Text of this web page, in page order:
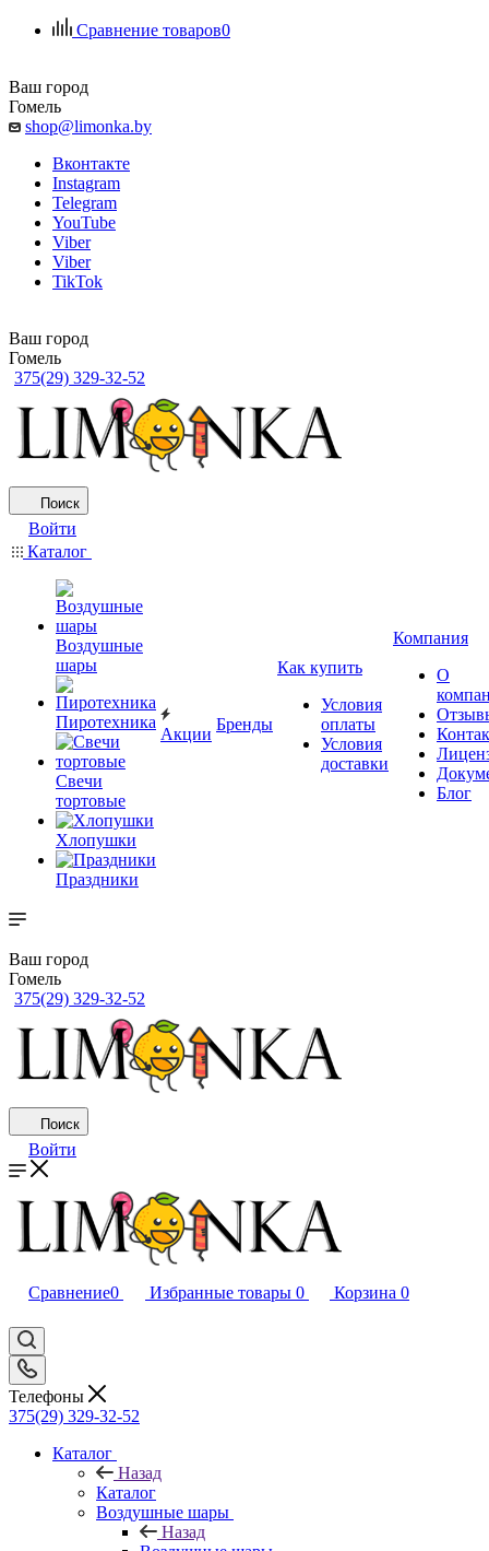
Сравнение товаров0
Ваш город
Гомель
shop@limonka.by
Вконтакте
Instagram
Telegram
YouTube
Viber
Viber
TikTok
Ваш город
Гомель
375(29) 329-32-52
Поиск
Войти
Каталог
Воздушные
шары
Пиротехника
Свечи
тортовые
Хлопушки
Праздники
Акции
Бренды
Как купить
Условия
оплаты
Условия
доставки
Компания
О
Блог
Ваш город
Гомель
375(29) 329-32-52
Поиск
Войти
Сравнение0 Избранные товары 0 Корзина 0
Телефоны
375(29) 329-32-52
Каталог
Назад
Каталог
Воздушные шары
Назад